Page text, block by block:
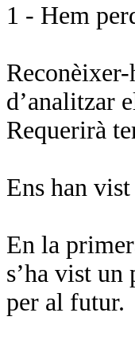
1 - Hem
d’analitzar
Requerirà
Ens han
En la
s’ha vist
per al futur.